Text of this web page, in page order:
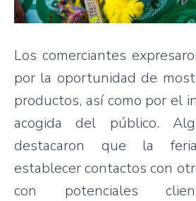
Los comerciantes
por la oportunidad de
productos, así como por el
acogida del público.
destacaron que la
establecer contactos con
con potenciales